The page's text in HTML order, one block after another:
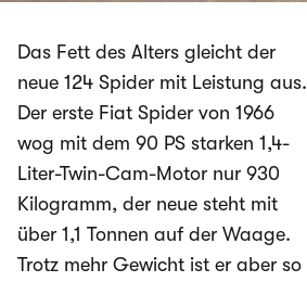
Das Fett des Alters gleicht der
neue 124 Spider mit Leistung aus.
Der erste Fiat Spider von 1966
wog mit dem 90 PS starken 1,4-
Liter-Twin-Cam-Motor nur 930
Kilogramm, der neue steht mit
über 1,1 Tonnen auf der Waage.
Trotz mehr Gewicht ist er aber so